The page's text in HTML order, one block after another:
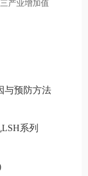
产业增加值
与预防方法
系列